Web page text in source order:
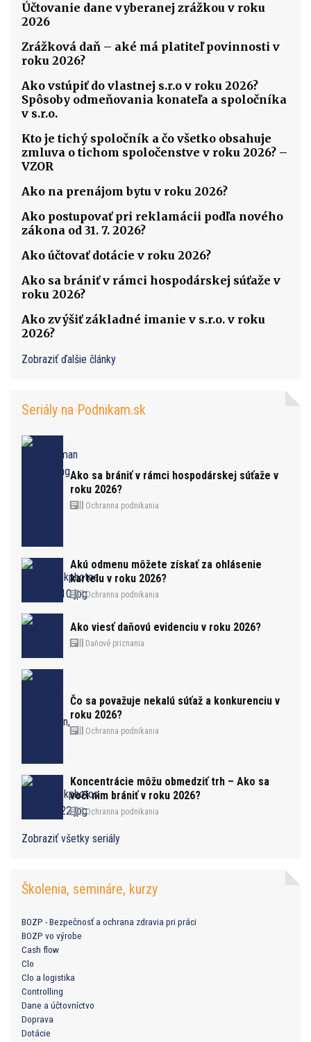
Účtovanie dane vyberanej zrážkou v roku
2026
Zrážková daň – aké má platiteľ povinnosti v
roku 2026?
Ako vstúpiť do vlastnej s.r.o v roku 2026?
Spôsoby odmeňovania konateľa a spoločníka
v s.r.o.
Kto je tichý spoločník a čo všetko obsahuje
zmluva o tichom spoločenstve v roku 2026? –
VZOR
Ako na prenájom bytu v roku 2026?
Ako postupovať pri reklamácii podľa nového
zákona od 31. 7. 2026?
Ako účtovať dotácie v roku 2026?
Ako sa brániť v rámci hospodárskej súťaže v
roku 2026?
Ako zvýšiť základné imanie v s.r.o. v roku
2026?
Zobraziť ďalšie články
Seriály na Podnikam.sk
Ako sa brániť v rámci hospodárskej súťaže v
roku 2026?
Ochranna podnikania
Akú odmenu môžete získať za ohlásenie
kartelu v roku 2026?
Ochranna podnikania
Ako viesť daňovú evidenciu v roku 2026?
Daňové priznania
Čo sa považuje nekalú súťaž a konkurenciu v
roku 2026?
Ochranna podnikania
Koncentrácie môžu obmedziť trh – Ako sa
voči nim brániť v roku 2026?
Ochranna podnikania
Zobraziť všetky seriály
Školenia, semináre, kurzy
BOZP - Bezpečnosť a ochrana zdravia pri práci
BOZP vo výrobe
Cash flow
Clo
Clo a logistika
Controlling
Dane a účtovníctvo
Doprava
Dotácie